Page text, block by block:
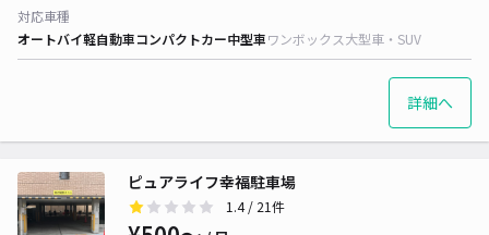
対応車種
オートバイ軽自動車コンパクトカー中型車ワンボックス大型車・SUV
詳細へ
ピュアライフ幸福駐車場
1.4/ 21件